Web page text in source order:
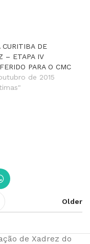
CURITIBA DE
– ETAPA IV
PARA O CMC
de 2015
Older
de Xadrez do